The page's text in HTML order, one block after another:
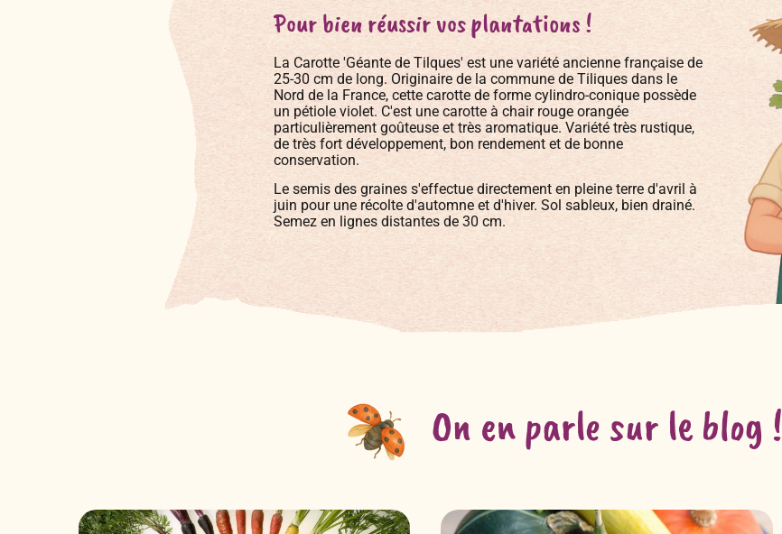
Pour bien réussir vos plantations !
La Carotte 'Géante de Tilques' est une variété ancienne française de
25-30 cm de long. Originaire de la commune de Tiliques dans le
Nord de la France, cette carotte de forme cylindro-conique possède
un pétiole violet. C'est une carotte à chair rouge orangée
particulièrement goûteuse et très aromatique. Variété très rustique,
de très fort développement, bon rendement et de bonne
conservation.
Le semis des graines s'effectue directement en pleine terre d'avril à
juin pour une récolte d'automne et d'hiver. Sol sableux, bien drainé.
Semez en lignes distantes de 30 cm.
On en parle sur le blog !